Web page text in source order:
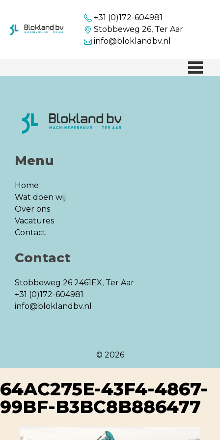
+31 (0)172-604981
Stobbeweg 26, Ter Aar
info@bloklandbv.nl
Menu
Home
Wat doen wij
Over ons
Vacatures
Contact
Contact
Stobbeweg 26 2461EX, Ter Aar
+31 (0)172-604981
info@bloklandbv.nl
© 2026
64AC275E-43F4-4867-
99BF-B3BC8B886477